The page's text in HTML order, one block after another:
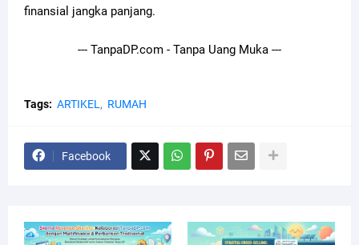
finansial jangka panjang.
--- TanpaDP.com - Tanpa Uang Muka ---
Tags: ARTIKEL RUMAH
Facebook